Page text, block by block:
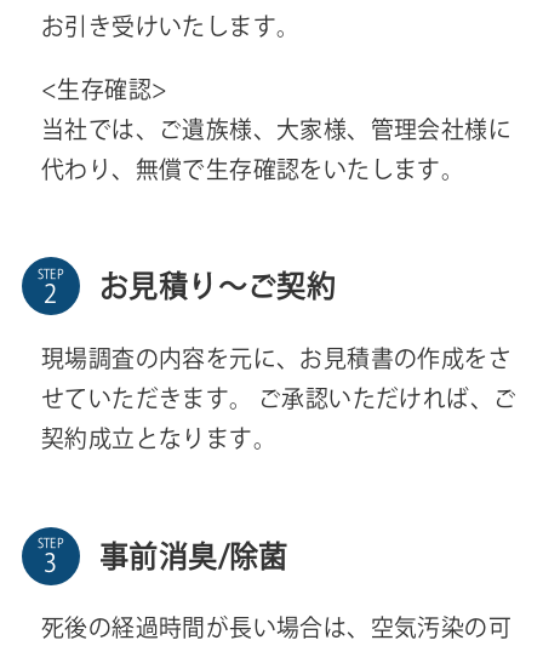
お引き受けいたします。
<生存確認>
当社では、ご遺族様、大家様、管理会社様に
代わり、無償で生存確認をいたします。
STEP お見積り～ご契約
現場調査の内容を元に、お見積書の作成をさ
せていただきます。 ご承認いただければ、ご
契約成立となります。
STEP 事前消臭/除菌
死後の経過時間が長い場合は、空気汚染の可